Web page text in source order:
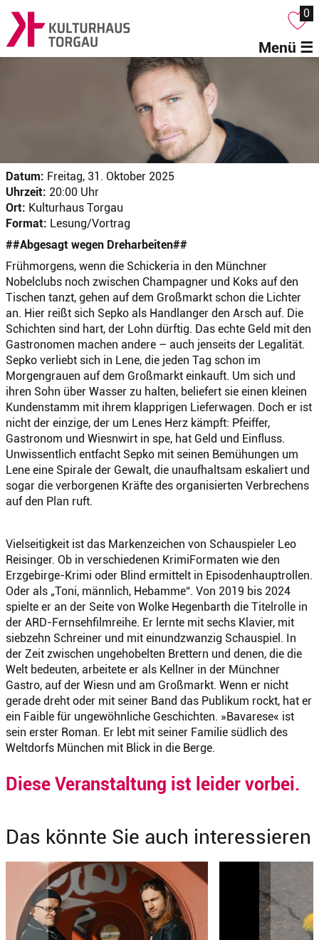
0
Menü ☰
Datum: Freitag, 31. Oktober 2025
Uhrzeit: 20:00 Uhr
Ort: Kulturhaus Torgau
Format: Lesung/Vortrag
##Abgesagt wegen Dreharbeiten##
Frühmorgens, wenn die Schickeria in den Münchner
Nobelclubs noch zwischen Champagner und Koks auf den
Tischen tanzt, gehen auf dem Großmarkt schon die Lichter
an. Hier reißt sich Sepko als Handlanger den Arsch auf. Die
Schichten sind hart, der Lohn dürftig. Das echte Geld mit den
Gastronomen machen andere – auch jenseits der Legalität.
Sepko verliebt sich in Lene, die jeden Tag schon im
Morgengrauen auf dem Großmarkt einkauft. Um sich und
ihren Sohn über Wasser zu halten, beliefert sie einen kleinen
Kundenstamm mit ihrem klapprigen Lieferwagen. Doch er ist
nicht der einzige, der um Lenes Herz kämpft: Pfeiffer,
Gastronom und Wiesnwirt in spe, hat Geld und Einfluss.
Unwissentlich entfacht Sepko mit seinen Bemühungen um
Lene eine Spirale der Gewalt, die unaufhaltsam eskaliert und
sogar die verborgenen Kräfte des organisierten Verbrechens
auf den Plan ruft.
Vielseitigkeit ist das Markenzeichen von Schauspieler Leo
Reisinger. Ob in verschiedenen KrimiFormaten wie den
Erzgebirge-Krimi oder Blind ermittelt in Episodenhauptrollen.
Oder als „Toni, männlich, Hebamme“. Von 2019 bis 2024
spielte er an der Seite von Wolke Hegenbarth die Titelrolle in
der ARD-Fernsehfilmreihe. Er lernte mit sechs Klavier, mit
siebzehn Schreiner und mit einundzwanzig Schauspiel. In
der Zeit zwischen ungehobelten Brettern und denen, die die
Welt bedeuten, arbeitete er als Kellner in der Münchner
Gastro, auf der Wiesn und am Großmarkt. Wenn er nicht
gerade dreht oder mit seiner Band das Publikum rockt, hat er
ein Faible für ungewöhnliche Geschichten. »Bavarese« ist
sein erster Roman. Er lebt mit seiner Familie südlich des
Weltdorfs München mit Blick in die Berge.
Diese Veranstaltung ist leider vorbei.
Das könnte Sie auch interessieren